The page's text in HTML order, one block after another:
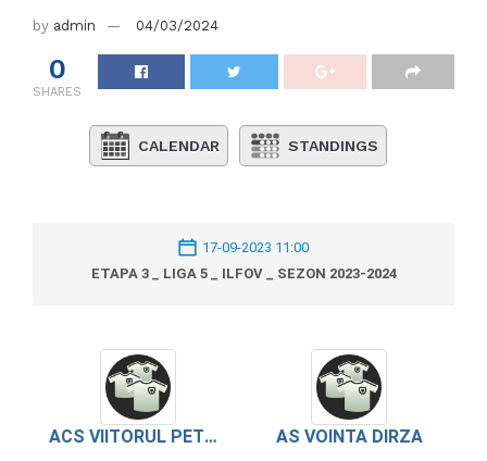
by admin 04/03/2024
0
SHARES
CALENDAR STANDINGS
17-09-2023 11:00
ETAPA 3 _ LIGA 5 _ ILFOV _ SEZON 2023-2024
ACS VIITORUL PETRACHIOAIA AS VOINTA DIRZA